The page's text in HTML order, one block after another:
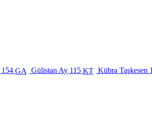
154 GA Gülistan Ay 115 KT Kübra Taşkesen